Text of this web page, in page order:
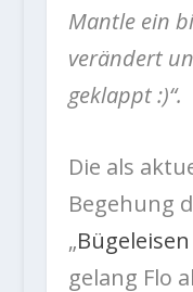
Mantle ein
verändert
geklappt :)“.
Die als
Begehung
„
gelang Flo